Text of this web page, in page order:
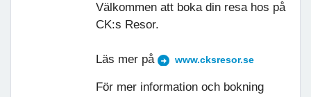
Välkommen att boka din resa hos på
CK:s Resor.
Läs mer på www.cksresor.se
För mer information och bokning